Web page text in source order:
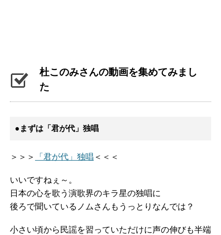
杜このみさんの動画を集めてみまし
た
●まずは「君が代」独唱
＞＞＞ 「君が代」独唱 ＜＜＜
いいですねぇ～。
日本の心を歌う演歌界のキラ星の独唱に
後ろで聞いているノムさんもうっとりなんでは？
小さい頃から民謡を習っていただけに声の伸びも半端